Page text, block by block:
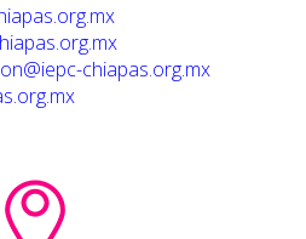
chiapas.org.mx